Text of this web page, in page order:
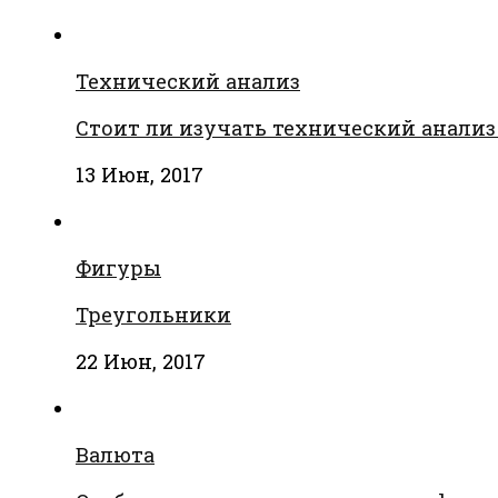
Технический анализ
Стоит ли изучать технический анализ
13 Июн, 2017
Фигуры
Треугольники
22 Июн, 2017
Валюта